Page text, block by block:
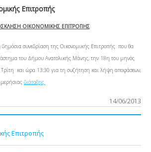
Επιτροπής
ΟΙΚΟΝΟΜΙΚΗΣ ΕΠΙΤΡΟΠΗΣ
δημόσια συνεδρίαση της Οικονομικής Επιτροπής που θα
του Δήμου Ανατολικής Μάνης, την 18η του μηνός
Τρίτη και ώρα 13:30 για τη συζήτηση και λήψη αποφάσεων,
διάταξης.
14/06/2013
Επιτροπής